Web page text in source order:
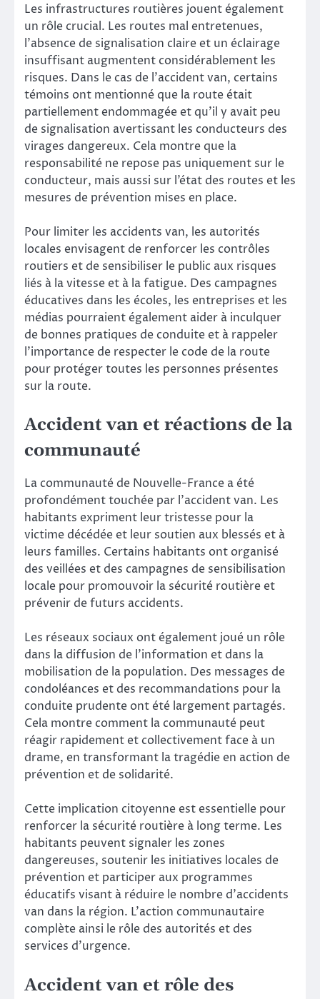
Les infrastructures routières jouent également
un rôle crucial. Les routes mal entretenues,
l’absence de signalisation claire et un éclairage
insuffisant augmentent considérablement les
risques. Dans le cas de l’accident van, certains
témoins ont mentionné que la route était
partiellement endommagée et qu’il y avait peu
de signalisation avertissant les conducteurs des
virages dangereux. Cela montre que la
responsabilité ne repose pas uniquement sur le
conducteur, mais aussi sur l’état des routes et les
mesures de prévention mises en place.
Pour limiter les accidents van, les autorités
locales envisagent de renforcer les contrôles
routiers et de sensibiliser le public aux risques
liés à la vitesse et à la fatigue. Des campagnes
éducatives dans les écoles, les entreprises et les
médias pourraient également aider à inculquer
de bonnes pratiques de conduite et à rappeler
l’importance de respecter le code de la route
pour protéger toutes les personnes présentes
sur la route.
Accident van et réactions de la
communauté
La communauté de Nouvelle-France a été
profondément touchée par l’accident van. Les
habitants expriment leur tristesse pour la
victime décédée et leur soutien aux blessés et à
leurs familles. Certains habitants ont organisé
des veillées et des campagnes de sensibilisation
locale pour promouvoir la sécurité routière et
prévenir de futurs accidents.
Les réseaux sociaux ont également joué un rôle
dans la diffusion de l’information et dans la
mobilisation de la population. Des messages de
condoléances et des recommandations pour la
conduite prudente ont été largement partagés.
Cela montre comment la communauté peut
réagir rapidement et collectivement face à un
drame, en transformant la tragédie en action de
prévention et de solidarité.
Cette implication citoyenne est essentielle pour
renforcer la sécurité routière à long terme. Les
habitants peuvent signaler les zones
dangereuses, soutenir les initiatives locales de
prévention et participer aux programmes
éducatifs visant à réduire le nombre d’accidents
van dans la région. L’action communautaire
complète ainsi le rôle des autorités et des
services d’urgence.
Accident van et rôle des